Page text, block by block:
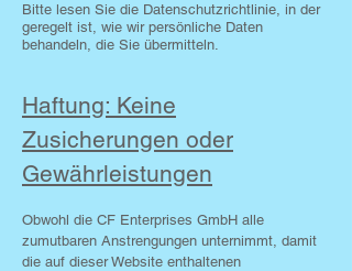
Bitte lesen Sie die Datenschutz­richtlinie, in der
geregelt ist, wie wir persönliche Daten
behandeln, die Sie übermitteln.
Haftung: Keine
Zusicherungen oder
Gewährleistungen
Obwohl die CF Enterprises GmbH alle
zumutbaren Anstrengungen unternimmt, damit
die auf dieser Website enthaltenen